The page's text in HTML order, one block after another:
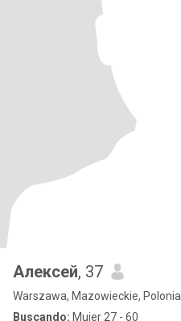
Алексей, 37
Warszawa, Mazowieckie, Polonia
Buscando: Mujer 27 - 60